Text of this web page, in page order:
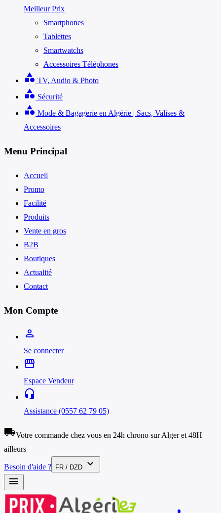
Meilleur Prix
Smartphones
Tablettes
Smartwatchs
Accessoires Téléphones
category TV, Audio & Photo
category Sécurité
category Mode & Bagagerie en Algérie | Sacs, Valises &
Accessoires
Menu Principal
Accueil
Promo
Facilité
Produits
Vente en gros
B2B
Boutiques
Actualité
Contact
Mon Compte
person_outline
Se connecter
storefront
Espace Vendeur
headset_mic
Assistance (0557 62 79 05)
local_shippingVotre commande chez vous en 24h chrono sur Alger et 48H
ailleurs
Besoin d'aide ? FR / DZD
expand_more
menu